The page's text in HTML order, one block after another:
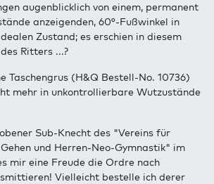
augenblicklich von einem, permanent
anzeigenden, 60°-Fußwinkel in
Zustand; es erschien in diesem
Ritters ...?
Taschengrus (H&Q Bestell-No. 10736)
mehr in unkontrollierbare Wutzustände
Sub-Knecht des "Vereins für
und Herren-Neo-Gymnastik" im
mir eine Freude die Ordre nach
Vielleicht bestelle ich derer